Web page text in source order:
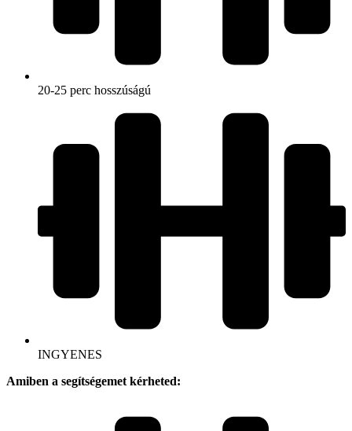
20-25 perc hosszúságú
INGYENES
Amiben a segítségemet kérheted: